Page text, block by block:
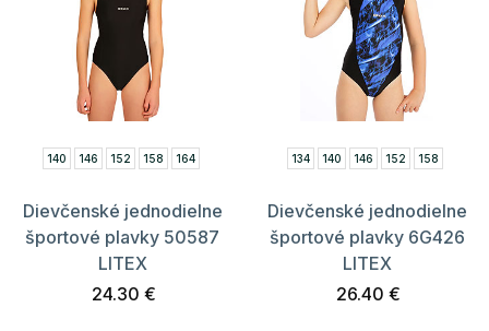
140 146 152 158 164
Dievčenské jednodielne
športové plavky 50587
LITEX
24.30 €
134 140 146 152 158
Dievčenské jednodielne
športové plavky 6G426
LITEX
26.40 €